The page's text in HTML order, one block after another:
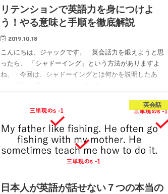
リテンションで英語力を身につけよ
う！やる意味と手順を徹底解説
2019.10.18
こんにちは、ジャックです。 英会話力を鍛えようと思
ったら、 「シャドーイング」という方法がありますよ
ね。 今回は、シャドーイングとは何かを説明したあ
英会話
日本人が英語が話せない７つの本当の